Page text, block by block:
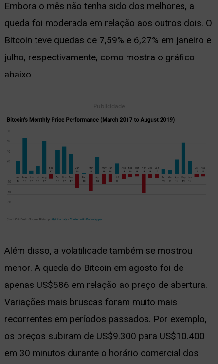
Embora o mês não tenha sido dos melhores, a
queda foi moderada em relação aos outros dois. O
Bitcoin teve quedas de 7,59% e 6,27% em janeiro e
julho, respectivamente, como mostra o gráfico
abaixo.
Publicidade
Além disso, a volatilidade também se mostrou
menor. A queda do Bitcoin em agosto foi de
apenas US$586 em relação ao preço de abertura.
Variações mais bruscas foram muito mais
recorrentes em períodos passados. Por exemplo,
os preços subiram de US$9.300 para US$10.400
em 30 minutos durante o horário comercial dos